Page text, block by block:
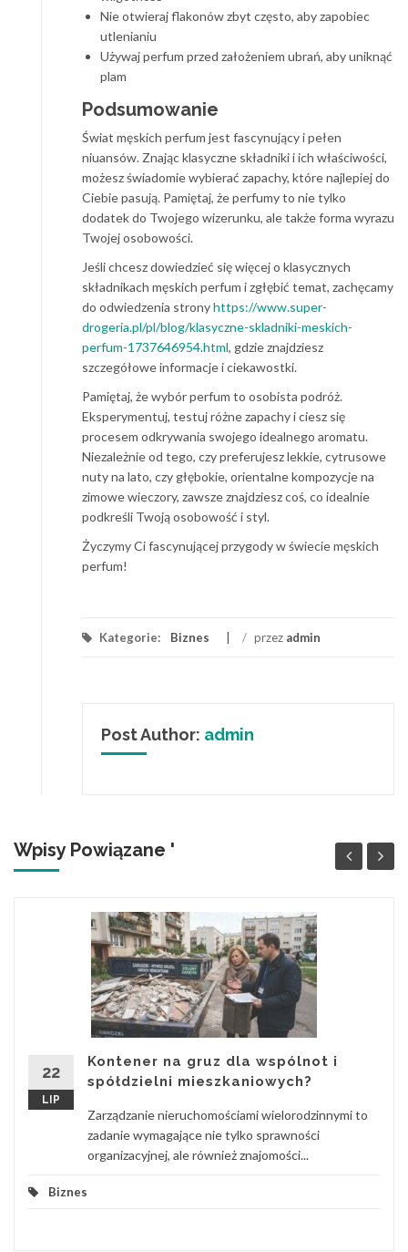
Nie otwieraj flakonów zbyt często, aby zapobiec
utlenianiu
Używaj perfum przed założeniem ubrań, aby uniknąć
plam
Podsumowanie
Świat męskich perfum jest fascynujący i pełen
niuansów. Znając klasyczne składniki i ich właściwości,
możesz świadomie wybierać zapachy, które najlepiej do
Ciebie pasują. Pamiętaj, że perfumy to nie tylko
dodatek do Twojego wizerunku, ale także forma wyrazu
Twojej osobowości.
Jeśli chcesz dowiedzieć się więcej o klasycznych
składnikach męskich perfum i zgłębić temat, zachęcamy
do odwiedzenia stronyhttps://www.super-
drogeria.pl/pl/blog/klasyczne-skladniki-meskich-
perfum-1737646954.html, gdzie znajdziesz
szczegółowe informacje i ciekawostki.
Pamiętaj, że wybór perfum to osobista podróż.
Eksperymentuj, testuj różne zapachy i ciesz się
procesem odkrywania swojego idealnego aromatu.
Niezależnie od tego, czy preferujesz lekkie, cytrusowe
nuty na lato, czy głębokie, orientalne kompozycje na
zimowe wieczory, zawsze znajdziesz coś, co idealnie
podkreśli Twoją osobowość i styl.
Życzymy Ci fascynującej przygody w świecie męskich
perfum!
Kategorie: Biznes / przez admin
Post Author: admin
Wpisy Powiązane '
22
LIP
Kontener na gruz dla wspólnot i
spółdzielni mieszkaniowych?
Zarządzanie nieruchomościami wielorodzinnymi to
zadanie wymagające nie tylko sprawności
organizacyjnej, ale również znajomości...
Biznes